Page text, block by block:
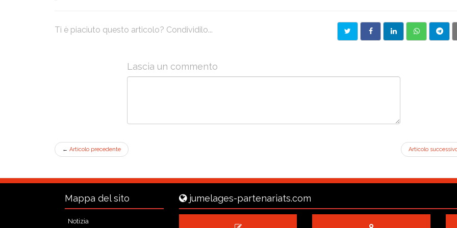
Ti è piaciuto questo articolo? Condividilo...
Lascia un commento
← Articolo precedente Articolo
Mappa del sito
Notizia
jumelages-partenariats.com